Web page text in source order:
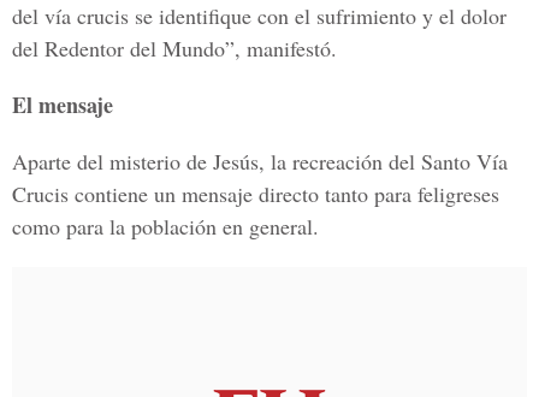
del vía crucis se identifique con el sufrimiento y el dolor
del Redentor del Mundo”, manifestó.
El mensaje
Aparte del misterio de Jesús, la recreación del Santo Vía
Crucis contiene un mensaje directo tanto para feligreses
como para la población en general.